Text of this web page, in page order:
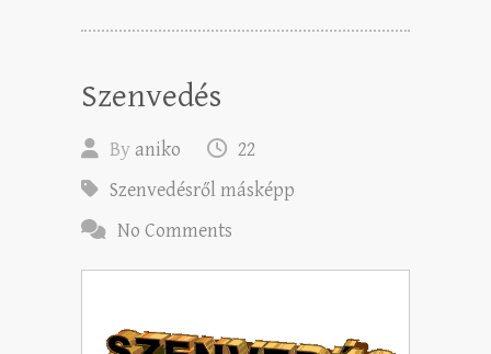
Szenvedés
By aniko
22
Szenvedésről másképp
No Comments